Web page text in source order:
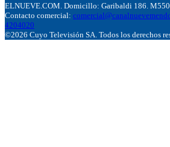
ELNUEVE.COM. Domicillo: Garibaldi 186.
Contacto comercial:
4204020
©2026 Cuyo Televisión SA. Todos los derechos